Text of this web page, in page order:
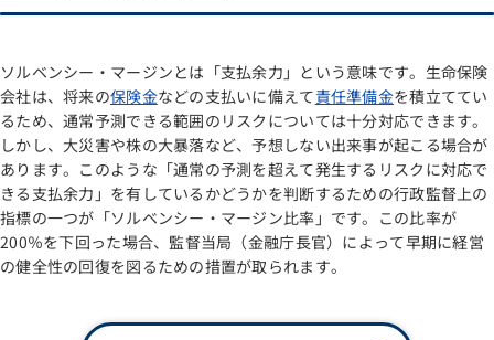
ソルベンシー・マージンとは「支払余力」という意味です。生命保険
会社は、将来の保険金などの支払いに備えて責任準備金を積立ててい
るため、通常予測できる範囲のリスクについては十分対応できます。
しかし、大災害や株の大暴落など、予想しない出来事が起こる場合が
あります。このような「通常の予測を超えて発生するリスクに対応で
きる支払余力」を有しているかどうかを判断するための行政監督上の
指標の一つが「ソルベンシー・マージン比率」です。この比率が
200％を下回った場合、監督当局（金融庁長官）によって早期に経営
の健全性の回復を図るための措置が取られます。